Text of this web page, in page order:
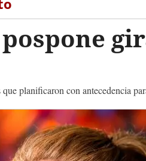
planificaron con antecedencia